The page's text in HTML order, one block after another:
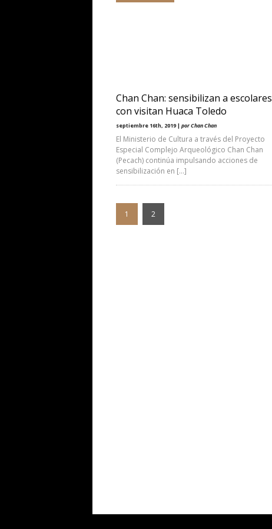
Chan Chan: sensibilizan a escolares
con visitan Huaca Toledo
septiembre 16th, 2019 | por Chan Chan
El Ministerio de Cultura a través del Proyecto
Especial Complejo Arqueológico Chan Chan
(Pecach) continúa impulsando acciones de
sensibilización en […]
1 2